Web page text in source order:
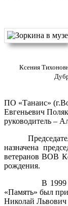
Ксения
ПО «Танаис»
Евгеньевич
руководитель –
назначена
ветеранов ВОВ
рождения.
В 1999
«Память» был
Николай